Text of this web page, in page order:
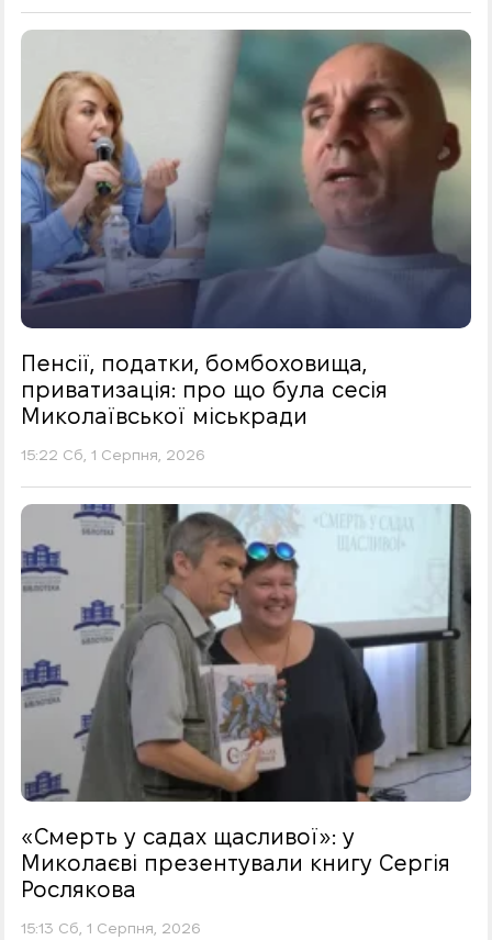
Пенсії, податки, бомбоховища,
приватизація: про що була сесія
Миколаївської міськради
15:22 Сб, 1 Серпня, 2026
«Смерть у садах щасливої»: у
Миколаєві презентували книгу Сергія
Рослякова
15:13 Сб, 1 Серпня, 2026